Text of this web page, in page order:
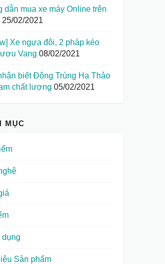
dẫn mua xe máy Online trên
25/02/2021
Xe ngựa đôi, 2 pháp kéo
Vang 08/02/2021
biết Đông Trùng Hạ Thảo
chất lượng 05/02/2021
MỤC
Sản phẩm